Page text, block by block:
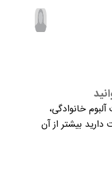
خانوادگی،
بیشتر از آن